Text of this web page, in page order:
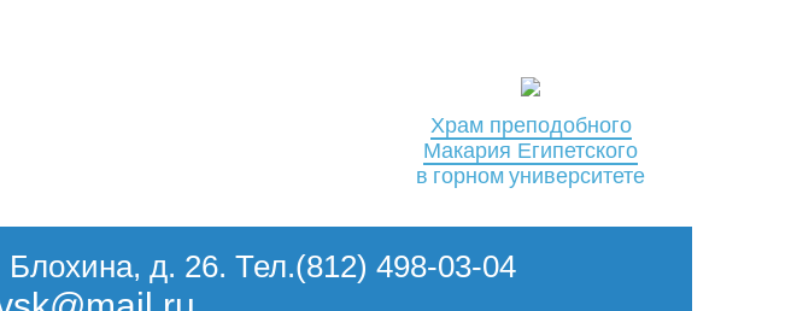
Храм преподобного
Макария Египетского
в горном университете
Блохина, д. 26. Тел.(812) 498-03-04